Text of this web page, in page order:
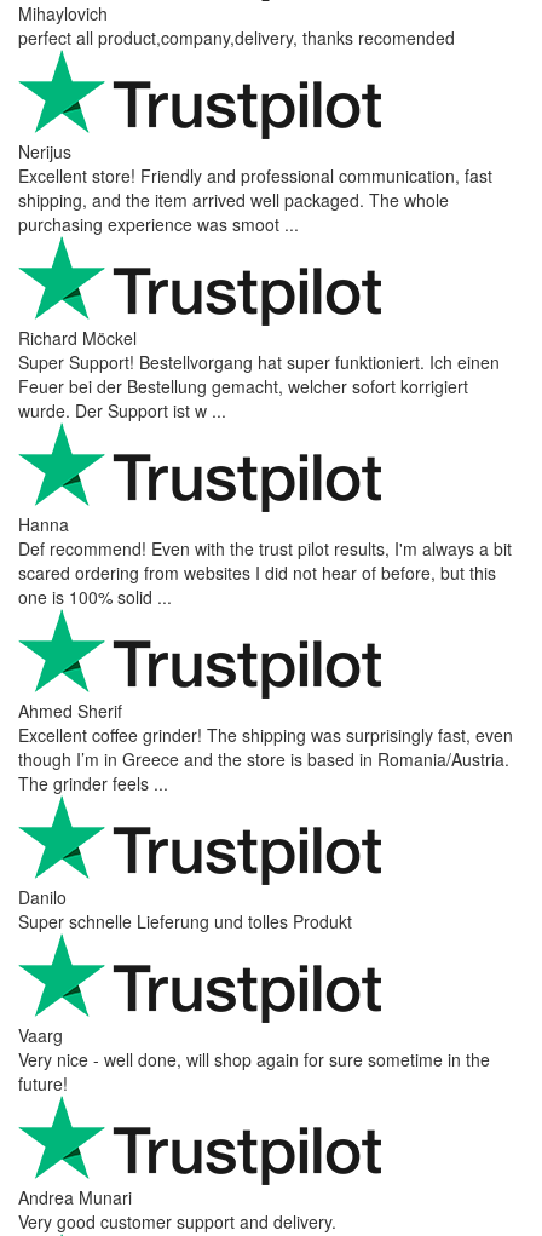
Mihaylovich
perfect all product,company,delivery, thanks recomended
Nerijus
Excellent store! Friendly and professional communication, fast
shipping, and the item arrived well packaged. The whole
purchasing experience was smoot ...
Richard Möckel
Super Support! Bestellvorgang hat super funktioniert. Ich einen
Feuer bei der Bestellung gemacht, welcher sofort korrigiert
wurde. Der Support ist w ...
Hanna
Def recommend! Even with the trust pilot results, I'm always a bit
scared ordering from websites I did not hear of before, but this
one is 100% solid ...
Ahmed Sherif
Excellent coffee grinder! The shipping was surprisingly fast, even
though I’m in Greece and the store is based in Romania/Austria.
The grinder feels ...
Danilo
Super schnelle Lieferung und tolles Produkt
Vaarg
Very nice - well done, will shop again for sure sometime in the
future!
Andrea Munari
Very good customer support and delivery.